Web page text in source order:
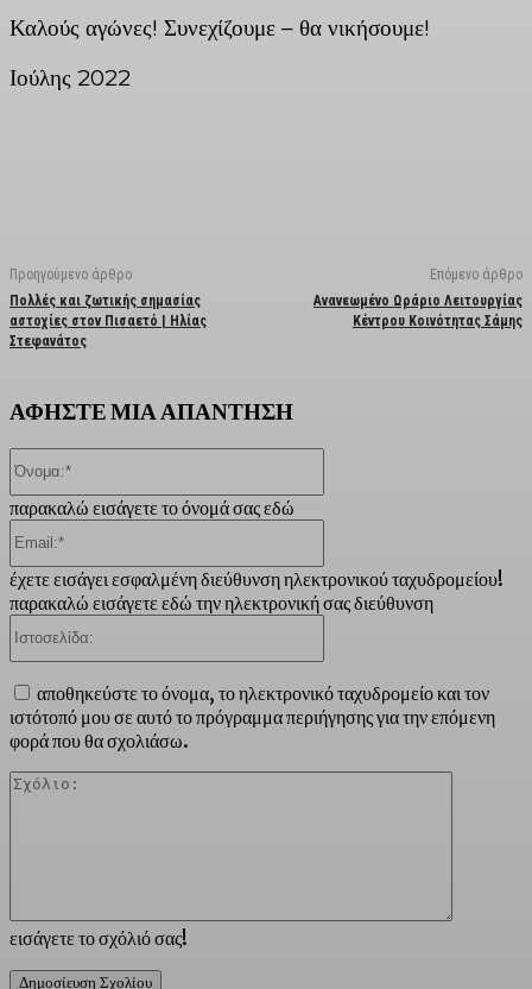
Καλούς αγώνες! Συνεχίζουμε – θα νικήσουμε!
Ιούλης 2022
Προηγούμενο άρθρο
Πολλές και ζωτικής σημασίας
αστοχίες στον Πισαετό | Ηλίας
Στεφανάτος
Επόμενο άρθρο
Ανανεωμένο Ωράριο Λειτουργίας
Κέντρου Κοινότητας Σάμης
ΑΦΗΣΤΕ ΜΙΑ ΑΠΑΝΤΗΣΗ
εισάγετε το σχόλιό σας!
παρακαλώ εισάγετε το όνομά σας εδώ
έχετε εισάγει εσφαλμένη διεύθυνση ηλεκτρονικού ταχυδρομείου!
παρακαλώ εισάγετε εδώ την ηλεκτρονική σας διεύθυνση
αποθηκεύστε το όνομα, το ηλεκτρονικό ταχυδρομείο και τον
ιστότοπό μου σε αυτό το πρόγραμμα περιήγησης για την επόμενη
φορά που θα σχολιάσω.